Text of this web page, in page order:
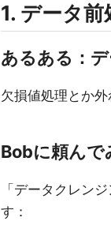
1. データ
あるある：
欠損値処理とか
Bobに頼んで
「データクレン
す：